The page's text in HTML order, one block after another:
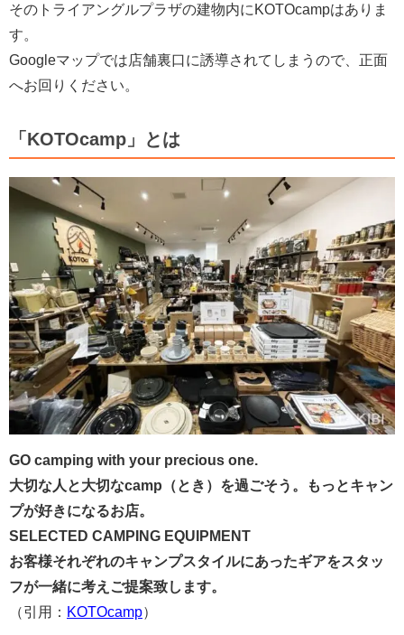
そのトライアングルプラザの建物内にKOTOcampはありま
す。
Googleマップでは店舗裏口に誘導されてしまうので、正面
へお回りください。
「KOTOcamp」とは
GO camping with your precious one.
大切な人と大切なcamp（とき）を過ごそう。もっとキャン
プが好きになるお店。
SELECTED CAMPING EQUIPMENT
お客様それぞれのキャンプスタイルにあったギアをスタッ
フが一緒に考えご提案致します。
（引用： KOTOcamp）